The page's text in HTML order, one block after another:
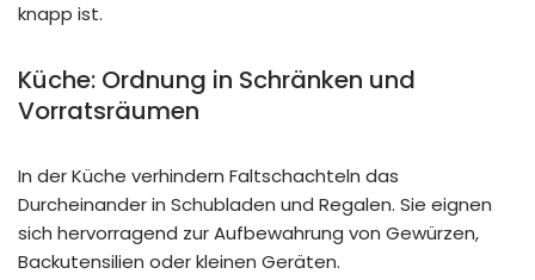
knapp ist.
Küche: Ordnung in Schränken und
Vorratsräumen
In der Küche verhindern Faltschachteln das
Durcheinander in Schubladen und Regalen. Sie eignen
sich hervorragend zur Aufbewahrung von Gewürzen,
Backutensilien oder kleinen Geräten.